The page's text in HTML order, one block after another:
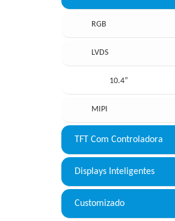
RGB
LVDS
10.4”
MIPI
TFT Com Controladora
Displays Inteligentes
Customizado